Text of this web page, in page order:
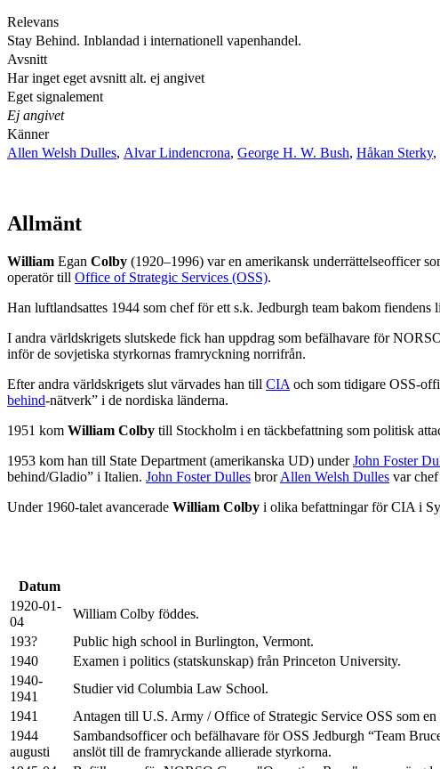
Relevans
Stay Behind. Inblandad i internationell vapenhandel.
Avsnitt
Har inget eget avsnitt alt. ej angivet
Eget signalement
Ej angivet
Känner
Allen Welsh Dulles, Alvar Lindencrona, George H. W. Bush, Håkan Sterky,
Allmänt
William Egan Colby (1920–1996) var en amerikansk underrättelseofficer
operatör till Office of Strategic Services (OSS).
Han luftlandsattes 1944 som chef för ett s.k. Jedburgh team bakom
I andra världskrigets slutskede fick han uppdrag som befälhavare för
inför de sovjetiska styrkornas framryckning norrifrån.
Efter andra världskrigets slut värvades han till CIA och som tidigare OSS-
behind-nätverk” i de nordiska länderna.
1951 kom William Colby till Stockholm i en täckbefattning som politisk
1953 kom han till State Department (amerikanska UD) underJohn Foster
behind/Gladio” i Italien. John Foster Dulles brorAllen Welsh Dulles var
Under 1960-talet avancerade William Colby i olika befattningar för CIA i
Datum
1920-01-
04
William Colby föddes.
193?
Public high school in Burlington, Vermont.
1940
Examen i politics (statskunskap) från Princeton University.
1940-
1941
Studier vid Columbia Law School.
1941
Antagen till U.S. Army / Office of Strategic Service OSS som
1944
augusti
Sambandsofficer och befälhavare för OSS Jedburgh “Team
anslöt till de framryckande allierade styrkorna.